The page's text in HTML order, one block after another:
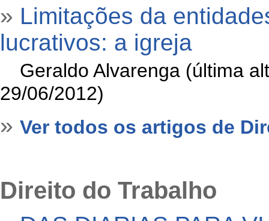
» Limitações da
lucrativos: a igreja
Geraldo Alvarenga (última
29/06/2012)
» Ver todos os artigos de
Direito do Trabalho